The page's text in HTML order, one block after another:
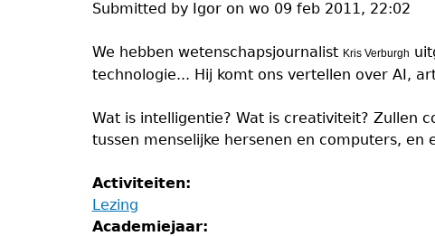
Submitted by Igoron wo 09 feb 2011, 22:02
We hebben wetenschapsjournalist Kris Verburgh
technologie... Hij komt ons vertellen over AI,
Wat is intelligentie? Wat is creativiteit? Zullen
tussen menselijke hersenen en computers,
Activiteiten:
Lezing
Academiejaar: